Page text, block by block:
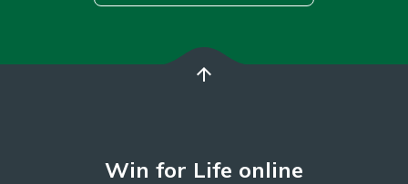
arrow_upward
Win for Life online